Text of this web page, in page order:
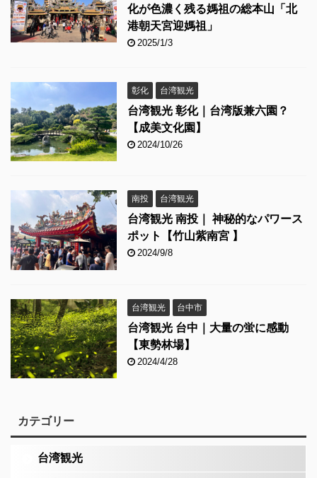
化が色濃く残る媽祖の総本山「北
港朝天宮迎媽祖」
2025/1/3
彰化 台湾観光
台湾観光 彰化｜台湾版兼六園？
【成美文化園】
2024/10/26
南投 台湾観光
台湾観光 南投｜ 神秘的なパワース
ポット【竹山紫南宮 】
2024/9/8
台湾観光 台中市
台湾観光 台中｜大量の蛍に感動
【東勢林場】
2024/4/28
カテゴリー
台湾観光